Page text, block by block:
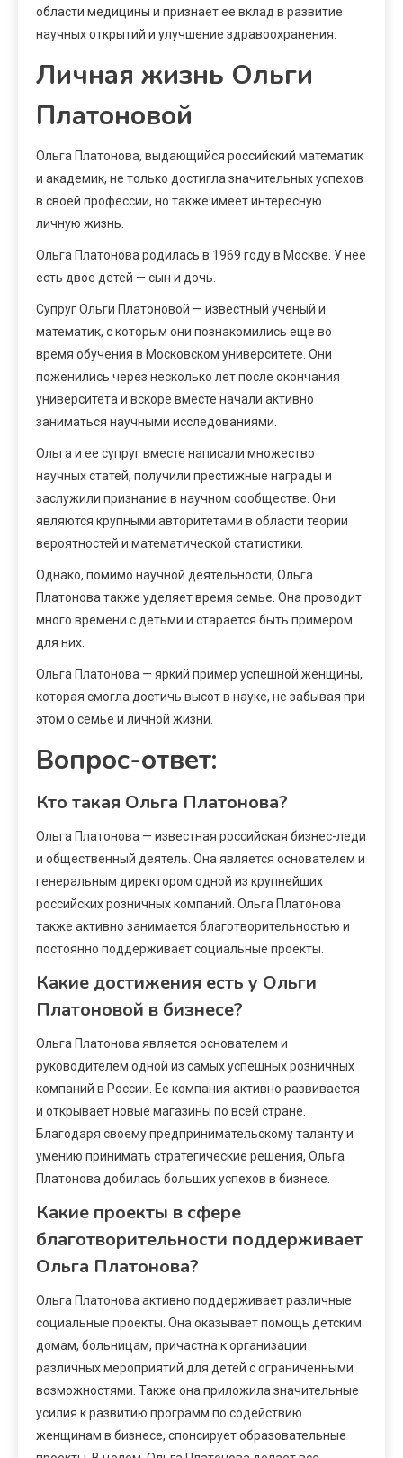
области медицины и признает ее вклад в развитие
научных открытий и улучшение здравоохранения.
Личная жизнь Ольги
Платоновой
Ольга Платонова, выдающийся российский математик
и академик, не только достигла значительных успехов
в своей профессии, но также имеет интересную
личную жизнь.
Ольга Платонова родилась в 1969 году в Москве. У нее
есть двое детей — сын и дочь.
Супруг Ольги Платоновой — известный ученый и
математик, с которым они познакомились еще во
время обучения в Московском университете. Они
поженились через несколько лет после окончания
университета и вскоре вместе начали активно
заниматься научными исследованиями.
Ольга и ее супруг вместе написали множество
научных статей, получили престижные награды и
заслужили признание в научном сообществе. Они
являются крупными авторитетами в области теории
вероятностей и математической статистики.
Однако, помимо научной деятельности, Ольга
Платонова также уделяет время семье. Она проводит
много времени с детьми и старается быть примером
для них.
Ольга Платонова — яркий пример успешной женщины,
которая смогла достичь высот в науке, не забывая при
этом о семье и личной жизни.
Вопрос-ответ:
Кто такая Ольга Платонова?
Ольга Платонова — известная российская бизнес-леди
и общественный деятель. Она является основателем и
генеральным директором одной из крупнейших
российских розничных компаний. Ольга Платонова
также активно занимается благотворительностью и
постоянно поддерживает социальные проекты.
Какие достижения есть у Ольги
Платоновой в бизнесе?
Ольга Платонова является основателем и
руководителем одной из самых успешных розничных
компаний в России. Ее компания активно развивается
и открывает новые магазины по всей стране.
Благодаря своему предпринимательскому таланту и
умению принимать стратегические решения, Ольга
Платонова добилась больших успехов в бизнесе.
Какие проекты в сфере
благотворительности поддерживает
Ольга Платонова?
Ольга Платонова активно поддерживает различные
социальные проекты. Она оказывает помощь детским
домам, больницам, причастна к организации
различных мероприятий для детей с ограниченными
возможностями. Также она приложила значительные
усилия к развитию программ по содействию
женщинам в бизнесе, спонсирует образовательные